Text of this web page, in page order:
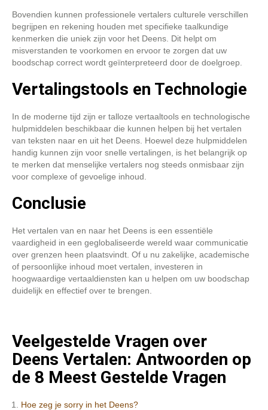
Bovendien kunnen professionele vertalers culturele verschillen
begrijpen en rekening houden met specifieke taalkundige
kenmerken die uniek zijn voor het Deens. Dit helpt om
misverstanden te voorkomen en ervoor te zorgen dat uw
boodschap correct wordt geïnterpreteerd door de doelgroep.
Vertalingstools en Technologie
In de moderne tijd zijn er talloze vertaaltools en technologische
hulpmiddelen beschikbaar die kunnen helpen bij het vertalen
van teksten naar en uit het Deens. Hoewel deze hulpmiddelen
handig kunnen zijn voor snelle vertalingen, is het belangrijk op
te merken dat menselijke vertalers nog steeds onmisbaar zijn
voor complexe of gevoelige inhoud.
Conclusie
Het vertalen van en naar het Deens is een essentiële
vaardigheid in een geglobaliseerde wereld waar communicatie
over grenzen heen plaatsvindt. Of u nu zakelijke, academische
of persoonlijke inhoud moet vertalen, investeren in
hoogwaardige vertaaldiensten kan u helpen om uw boodschap
duidelijk en effectief over te brengen.
Veelgestelde Vragen over
Deens Vertalen: Antwoorden op
de 8 Meest Gestelde Vragen
Hoe zeg je sorry in het Deens?